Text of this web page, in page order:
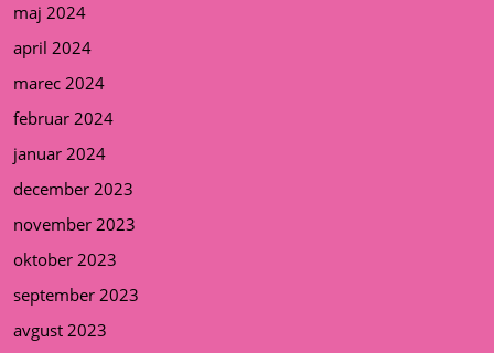
maj 2024
april 2024
marec 2024
februar 2024
januar 2024
december 2023
november 2023
oktober 2023
september 2023
avgust 2023